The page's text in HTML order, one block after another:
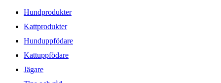
Hundprodukter
Kattprodukter
Hunduppfödare
Kattuppfödare
Jägare